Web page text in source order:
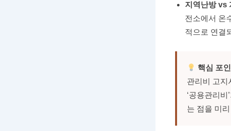
지역난방 vs
전소에서 온
적으로 연결
핵심 포
관리비 고지
‘공용관리
는 점을 미